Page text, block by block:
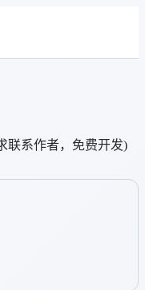
联系作者，免费开发)